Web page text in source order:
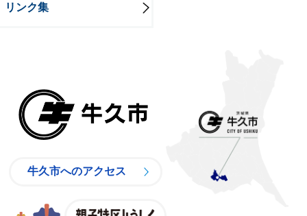
リンク集
牛久市へのアクセス